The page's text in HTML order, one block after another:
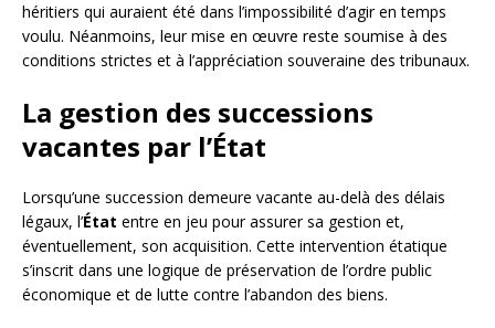
héritiers qui auraient été dans l’impossibilité d’agir en temps
voulu. Néanmoins, leur mise en œuvre reste soumise à des
conditions strictes et à l’appréciation souveraine des tribunaux.
La gestion des successions
vacantes par l’État
Lorsqu’une succession demeure vacante au-delà des délais
légaux, l’État entre en jeu pour assurer sa gestion et,
éventuellement, son acquisition. Cette intervention étatique
s’inscrit dans une logique de préservation de l’ordre public
économique et de lutte contre l’abandon des biens.